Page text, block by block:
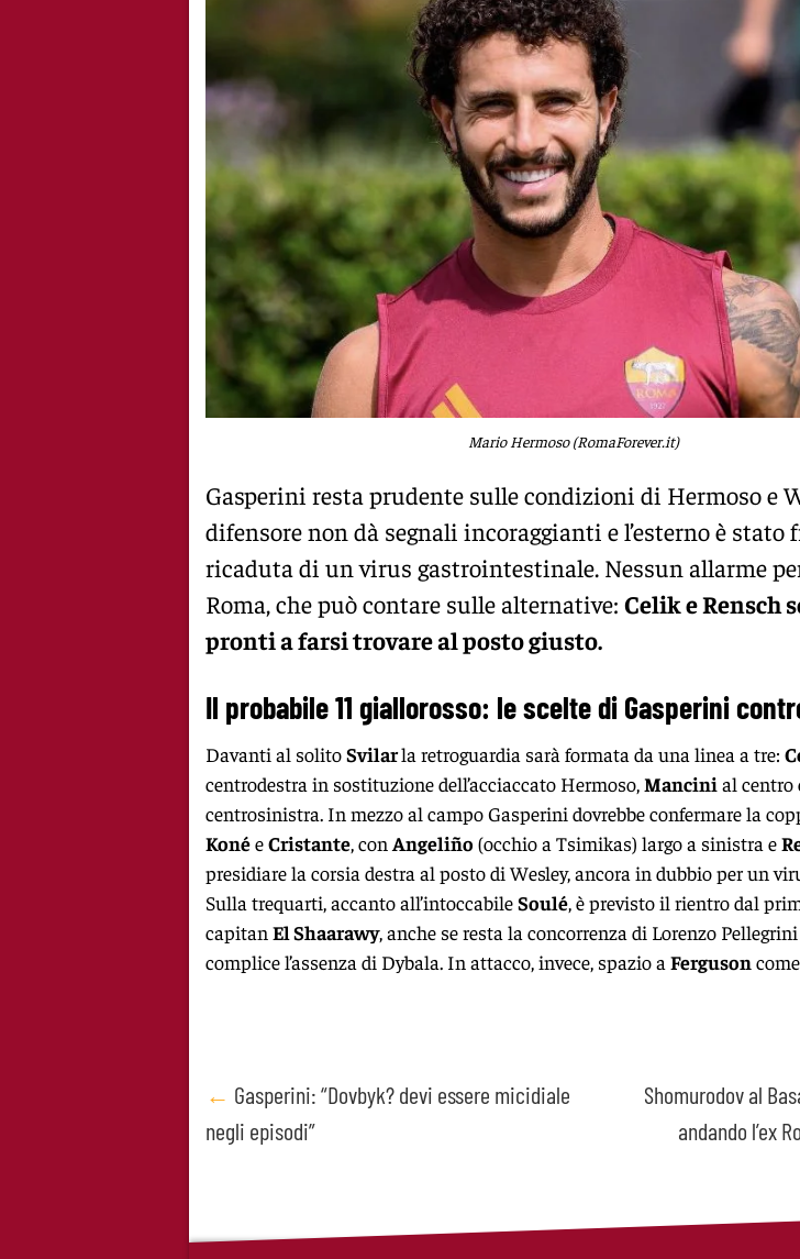
Mario Hermoso (RomaForever.it)
Gasperini resta prudente sulle condizioni di Hermoso e
difensore non dà segnali incoraggianti e l’esterno è stato
ricaduta di un virus gastrointestinale. Nessun allarme
Roma, che può contare sulle alternative: Celik e Rensch
pronti a farsi trovare al posto giusto.
Il probabile 11 giallorosso: le scelte di Gasperini
Davanti al solitoSvilarla retroguardia sarà formata da una linea a tre:
centrodestra in sostituzione dell’acciaccato Hermoso, Mancini al centro
centrosinistra. In mezzo al campo Gasperini dovrebbe confermare la
KonéeCristante , con Angeliño (occhio a Tsimikas) largo a sinistra e
presidiare la corsia destra al posto di Wesley, ancora in dubbio per un
Sulla trequarti, accanto all’intoccabileSoulé , è previsto il rientro dal
capitan El Shaarawy, anche se resta la concorrenza di Lorenzo
complice l’assenza di Dybala. In attacco, invece, spazio a Ferguson
Post
navigation
← Gasperini: “Dovbyk? devi essere micidiale
negli episodi”
Shomurodov al
andando l’ex